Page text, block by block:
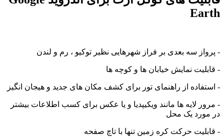
سه بعدی بر فراز شهرهایی نظیر توکیو ، رم و لندن
نمایش خیابان ها و کوچه ها
از راهنمای تور برای کشف مکان های جدید و هیجان انگیز
لایه ها مانند ویکیپدیا و یا عکس برای کسب اطلاعات بیشتر
یک محل
حرکت کره زمین تنها با تاچ صفحه